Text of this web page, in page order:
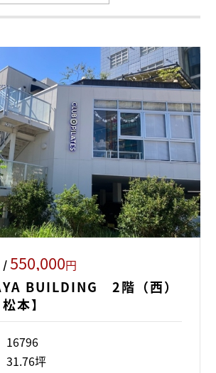
/550,000円
BUILDING 2階（西）
本】
16796
31.76坪